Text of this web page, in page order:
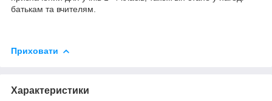
батькам та вчителям.
Приховати
Характеристики